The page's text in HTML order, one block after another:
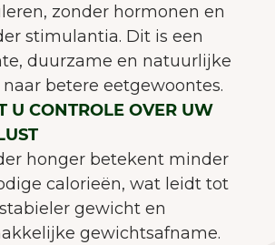
zonder hormonen en
stimulantia. Dit is een
duurzame en natuurlijke
betere eetgewoontes.
U CONTROLE OVER UW
honger betekent minder
calorieën, wat leidt tot
gewicht en
gewichtsafname.